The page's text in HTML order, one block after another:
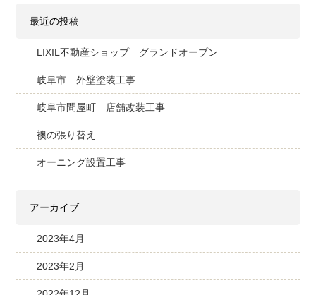
最近の投稿
LIXIL不動産ショップ グランドオープン
岐阜市 外壁塗装工事
岐阜市問屋町 店舗改装工事
襖の張り替え
オーニング設置工事
アーカイブ
2023年4月
2023年2月